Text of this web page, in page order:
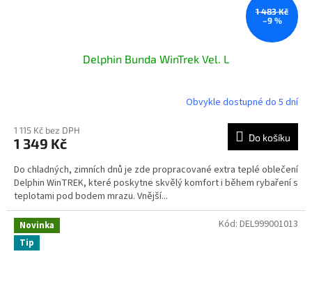
1 483 Kč
–9 %
Delphin Bunda WinTrek Vel. L
Obvykle dostupné do 5 dní
1 115 Kč bez DPH
1 349 Kč Do košíku
Do chladných, zimních dnů je zde propracované extra teplé oblečení
Delphin WinTREK, které poskytne skvělý komfort i během rybaření s
teplotami pod bodem mrazu. Vnější...
Novinka
Tip
Kód: DEL999001013